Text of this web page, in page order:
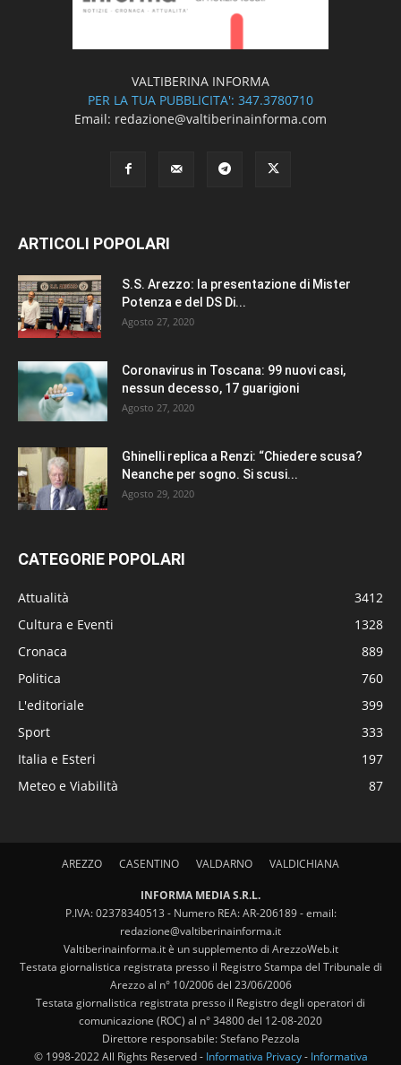
VALTIBERINA INFORMA
PER LA TUA PUBBLICITA': 347.3780710
Email: redazione@valtiberinainforma.com
ARTICOLI POPOLARI
S.S. Arezzo: la presentazione di Mister
Potenza e del DS Di...
Agosto 27, 2020
Coronavirus in Toscana: 99 nuovi casi,
nessun decesso, 17 guarigioni
Agosto 27, 2020
Ghinelli replica a Renzi: “Chiedere scusa?
Neanche per sogno. Si scusi...
Agosto 29, 2020
CATEGORIE POPOLARI
Attualità
3412
Cultura e Eventi
1328
Cronaca
889
Politica
760
L'editoriale
399
Sport
333
Italia e Esteri
197
Meteo e Viabilità
87
AREZZO CASENTINO VALDARNO VALDICHIANA
INFORMA MEDIA S.R.L.
P.IVA: 02378340513 - Numero REA: AR-206189 - email:
redazione@valtiberinainforma.it
Valtiberinainforma.it è un supplemento di ArezzoWeb.it
Testata giornalistica registrata presso il Registro Stampa del Tribunale di
Arezzo al n° 10/2006 del 23/06/2006
Testata giornalistica registrata presso il Registro degli operatori di
comunicazione (ROC) al n° 34800 del 12-08-2020
Direttore responsabile: Stefano Pezzola
© 1998-2022 All Rights Reserved - Informativa Privacy- Informativa